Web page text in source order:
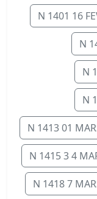
N 1401 16
N
N
N
N 1413 01
N 1415 3 4
N 1418 7